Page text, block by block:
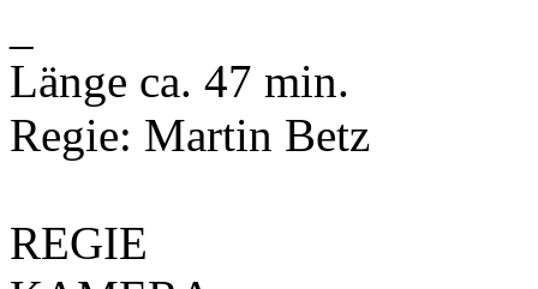
Länge ca. 47 min.
Regie: Martin Betz
REGIE